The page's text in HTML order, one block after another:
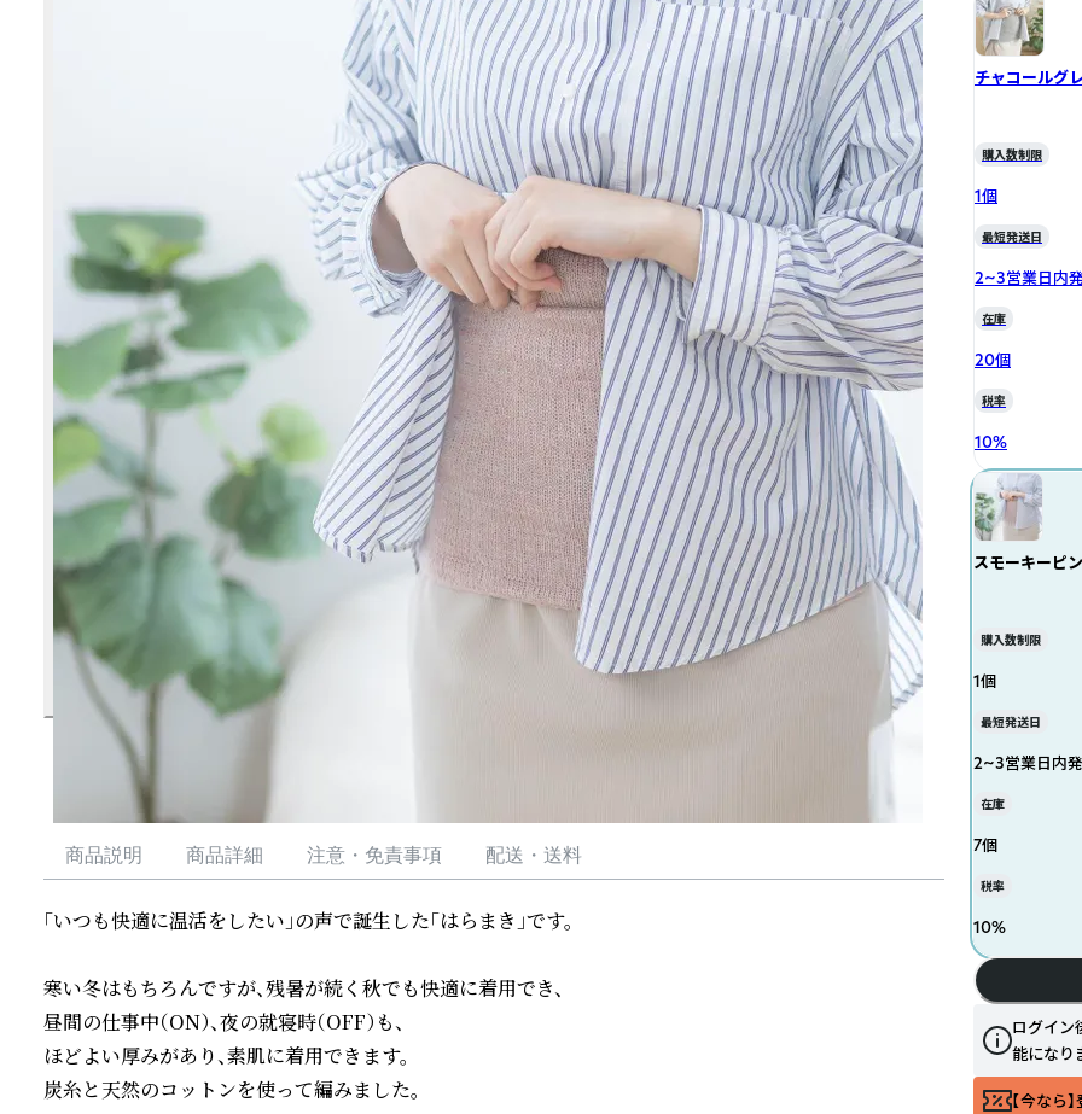
商品説明 商品詳細 注意・免責事項 配送・送料
「いつも快適に温活をしたい」の声で誕生した「はらまき」です。
寒い冬はもちろんですが、残暑が続く秋でも快適に着用でき、
昼間の仕事中（ON）、夜の就寝時（OFF）も、
ほどよい厚みがあり、素肌に着用できます。
炭糸と天然のコットンを使って編みました。
チャコールグ
購入数制限
1個
最短発送日
2~3営業日内
在庫
20個
税率
10%
スモーキーピ
購入数制限
1個
最短発送日
2~3営業日内
在庫
7個
税率
10%
ログイン
能になり
【今なら